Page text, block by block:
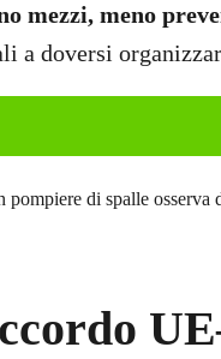
mezzi, meno
a doversi